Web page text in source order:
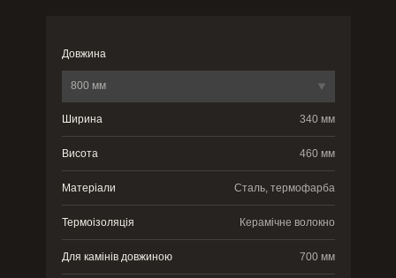
Довжина
800 мм
Ширина 340 мм
Висота 460 мм
Матеріали Сталь, термофарба
Термоізоляція Керамічне волокно
Для камінів довжиною 700 мм